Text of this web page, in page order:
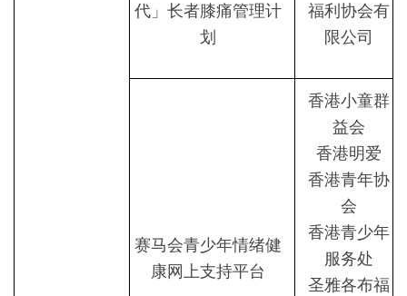
代」长者膝痛管理计
划
福利协会有
限公司
赛马会青少年情绪健
康网上支持平台
香港小童群
益会
香港明爱
香港青年协
会
香港青少年
服务处
圣雅各布福